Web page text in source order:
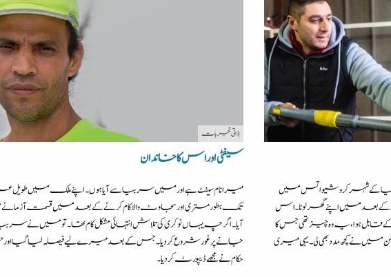
کے شہرکروشیواتس میں
بعد میں اپنے گھر لوٹا۔اس
قابل ہوا،یہ وہ چیز تھی جس کا
نےکچھ مدد بھی لی۔ یہی میری
| ذاتی تجربات
سیفٹی اور اس کا خاندان
میرا نام سیفٹ ہے اور میں سربیا سے آیا ہوں۔اپنے ملک میں
تک بطور مستری اور سجاوٹ والا کام کرنے کے بعد میں قسمت
آیا ۔ اگرچہ یہاں نوکری کی تلاش انتہائی مشکل کام تھا۔ تو میں نے
جانے پر غور شروع کردیا ۔ جس کے بعد میرے لیے فیصلہ لیا گیا
حکام نے مجھے ڈیپورٹ کردیا۔